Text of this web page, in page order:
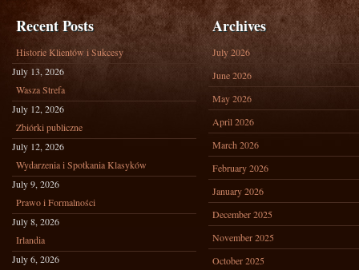
Recent Posts
Historie Klientów i Sukcesy
July 13, 2026
Wasza Strefa
July 12, 2026
Zbiórki publiczne
July 12, 2026
Wydarzenia i Spotkania Klasyków
July 9, 2026
Prawo i Formalności
July 8, 2026
Irlandia
July 6, 2026
Archives
July 2026
June 2026
May 2026
April 2026
March 2026
February 2026
January 2026
December 2025
November 2025
October 2025